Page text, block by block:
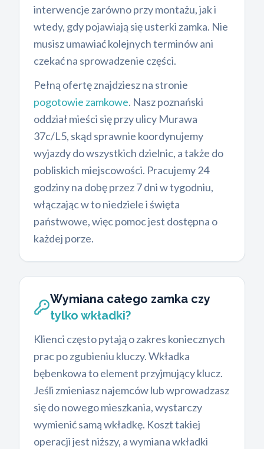
interwencje zarówno przy montażu, jak i
wtedy, gdy pojawiają się usterki zamka. Nie
musisz umawiać kolejnych terminów ani
czekać na sprowadzenie części.
Pełną ofertę znajdziesz na stronie
pogotowie zamkowe. Nasz poznański
oddział mieści się przy ulicy Murawa
37c/L5, skąd sprawnie koordynujemy
wyjazdy do wszystkich dzielnic, a także do
pobliskich miejscowości. Pracujemy 24
godziny na dobę przez 7 dni w tygodniu,
włączając w to niedziele i święta
państwowe, więc pomoc jest dostępna o
każdej porze.
Wymiana całego zamka czy
tylko wkładki?
Klienci często pytają o zakres koniecznych
prac po zgubieniu kluczy. Wkładka
bębenkowa to element przyjmujący klucz.
Jeśli zmieniasz najemców lub wprowadzasz
się do nowego mieszkania, wystarczy
wymienić samą wkładkę. Koszt takiej
operacji jest niższy, a wymiana wkładki